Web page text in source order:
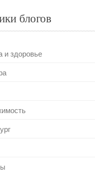
блогов
и здоровье